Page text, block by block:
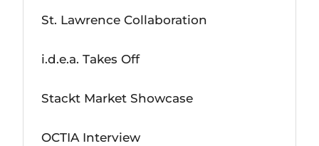
St. Lawrence Collaboration
i.d.e.a. Takes Off
Stackt Market Showcase
OCTIA Interview